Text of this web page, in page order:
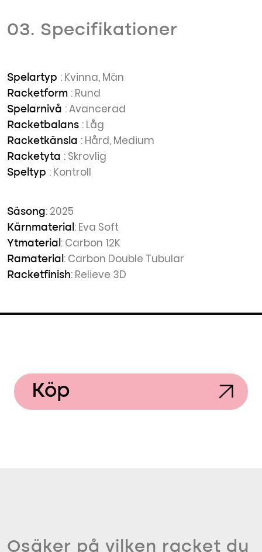
03. Specifikationer
Spelartyp : Kvinna, Män
Racketform : Rund
Spelarnivå : Avancerad
Racketbalans : Låg
Racketkänsla : Hård, Medium
Racketyta : Skrovlig
Speltyp : Kontroll
Säsong: 2025
Kärnmaterial : Eva Soft
Ytmaterial : Carbon 12K
Ramaterial : Carbon Double Tubular
Racketfinish: Relieve 3D
Köp
Osäker på vilken racket du